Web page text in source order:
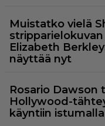
Muistatko vielä
Elizabeth
näyttää nyt
Rosario Dawson
Hollywood-
käyntiin